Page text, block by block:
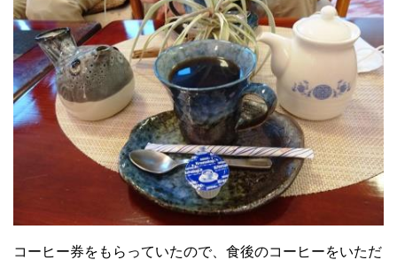
コーヒー券をもらっていたので、食後のコーヒーをいただ